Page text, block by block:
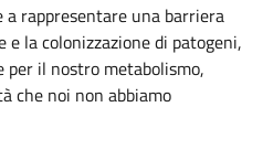
rappresentare una barriera
la colonizzazione di patogeni,
il nostro metabolismo,
che noi non abbiamo